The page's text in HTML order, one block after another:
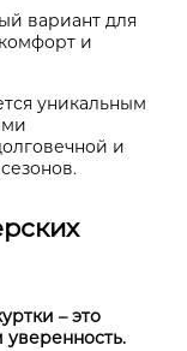
вариант для
комфорт и
уникальным
и
– это